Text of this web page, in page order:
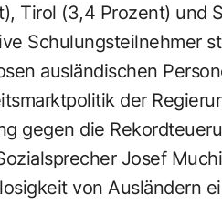
Tirol (3,4 Prozent) und
Schulungsteilnehmer
ausländischen
der
gegen die
Josef
von Ausländern